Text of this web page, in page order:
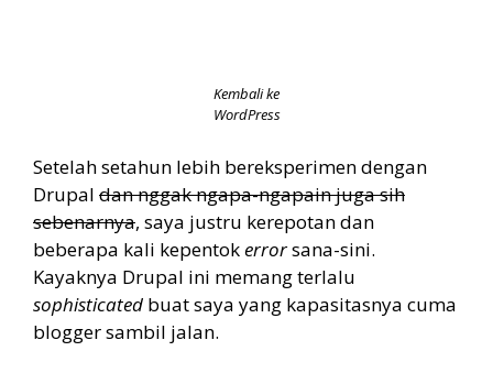
Kembali ke
WordPress
Setelah setahun lebih bereksperimen dengan
Drupal dan nggak ngapa-ngapain juga sih
sebenarnya, saya justru kerepotan dan
beberapa kali kepentokerrorsana-sini.
Kayaknya Drupal ini memang terlalu
sophisticated buat saya yang kapasitasnya cuma
blogger sambil jalan.